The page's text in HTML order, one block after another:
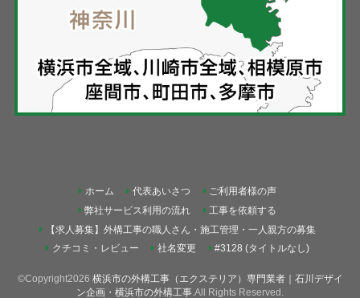
ホーム 代表あいさつ
ご利用者様の声
弊社サービス利用の流れ
工事を依頼する
【求人募集】外構工事の職人さん・施工管理・一人親方の募集
クチコミ・レビュー
社名変更 #3128 (タイトルなし)
©Copyright2026 横浜市の外構工事（エクステリア）専門業者｜石川デザイ
ン企画・横浜市の外構工事 .All Rights Reserved.